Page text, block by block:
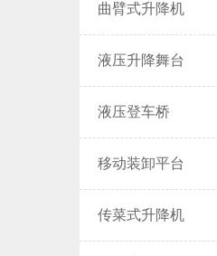
曲臂式升降机
液压升降舞台
液压登车桥
移动装卸平台
传菜式升降机